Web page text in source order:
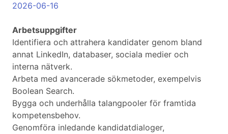
2026-06-16
Arbetsuppgifter
Identifiera och attrahera kandidater genom bland
annat LinkedIn, databaser, sociala medier och
interna nätverk.
Arbeta med avancerade sökmetoder, exempelvis
Boolean Search.
Bygga och underhålla talangpooler för framtida
kompetensbehov.
Genomföra inledande kandidatdialoger,